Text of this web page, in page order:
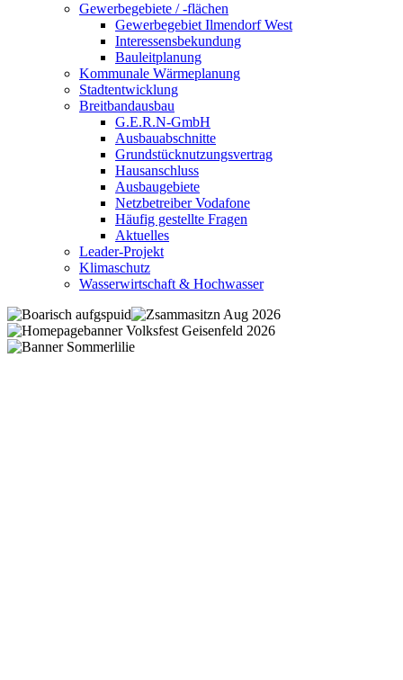
Gewerbegebiete / -flächen
Gewerbegebiet Ilmendorf West
Interessensbekundung
Bauleitplanung
Kommunale Wärmeplanung
Stadtentwicklung
Breitbandausbau
G.E.R.N-GmbH
Ausbauabschnitte
Grundstücknutzungsvertrag
Hausanschluss
Ausbaugebiete
Netzbetreiber Vodafone
Häufig gestellte Fragen
Aktuelles
Leader-Projekt
Klimaschutz
Wasserwirtschaft & Hochwasser